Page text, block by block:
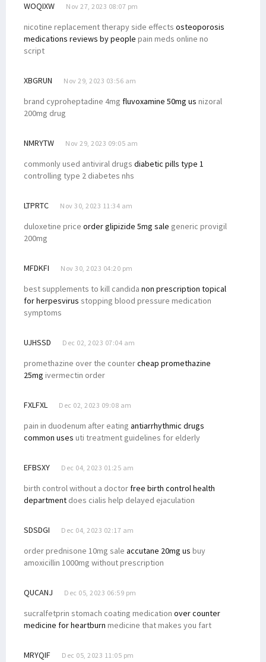
WOQIXW Nov 27, 2023 08:07 pm
nicotine replacement therapy side effects osteoporosis
medications reviews by people pain meds online no
script
XBGRUN Nov 29, 2023 03:56 am
brand cyproheptadine 4mg fluvoxamine 50mg us nizoral
200mg drug
NMRYTW Nov 29, 2023 09:05 am
commonly used antiviral drugs diabetic pills type 1
controlling type 2 diabetes nhs
LTPRTC Nov 30, 2023 11:34 am
duloxetine price order glipizide 5mg sale generic provigil
200mg
MFDKFI Nov 30, 2023 04:20 pm
best supplements to kill candida non prescription topical
for herpesvirus stopping blood pressure medication
symptoms
UJHSSD Dec 02, 2023 07:04 am
promethazine over the countercheap promethazine
25mg ivermectin order
FXLFXL Dec 02, 2023 09:08 am
pain in duodenum after eating antiarrhythmic drugs
common uses uti treatment guidelines for elderly
EFBSXY Dec 04, 2023 01:25 am
birth control without a doctor free birth control health
department does cialis help delayed ejaculation
SDSDGI Dec 04, 2023 02:17 am
order prednisone 10mg sale accutane 20mg us buy
amoxicillin 1000mg without prescription
QUCANJ Dec 05, 2023 06:59 pm
sucralfetprin stomach coating medication over counter
medicine for heartburn medicine that makes you fart
MRYQIF Dec 05, 2023 11:05 pm